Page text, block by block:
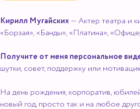
Кирилл Мугайских — Актер театра и
«Борзая», «Банды», «Платина»,
Получите от меня персональное
шутки, совет, поддержку или
На день рождения, корпоратив,
новый год, просто так и на любое